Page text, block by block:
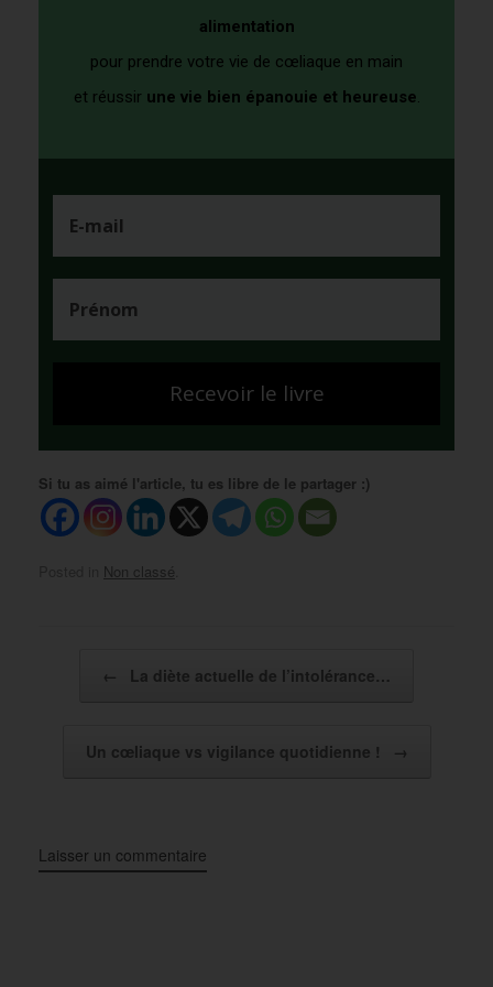
alimentation
pour prendre votre vie de cœliaque en main
et réussir une vie bien épanouie et heureuse.
Recevoir le livre
Si tu as aimé l'article, tu es libre de le partager :)
Non classé
← La diète actuelle de l’intolérance…
Un cœliaque vs vigilance quotidienne ! →
Laisser un commentaire